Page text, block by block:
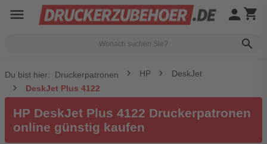
menu
search
person shopping_cart
Du bist hier: Druckerpatronen HP
DeskJet
DeskJet Plus 4122
HP DeskJet Plus 4122 Druckerpatronen
online günstig kaufen